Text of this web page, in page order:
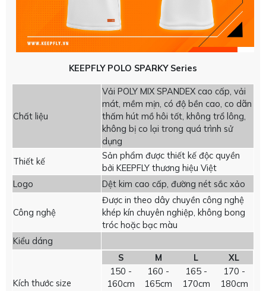
KEEPFLY POLO SPARKY Series
Chất liệu
Vải POLY MIX SPANDEX cao cấp, vải
mát, mềm mịn, có độ bền cao, co dãn
thấm hút mồ hôi tốt, không trổ lông,
không bị co lại trong quá trình sử
dụng
Thiết kế
Sản phẩm được thiết kế độc quyền
bởi KEEPFLY thương hiệu Việt
Logo
Dệt kim cao cấp, đường nét sắc xảo
Công nghệ
Được in theo dây chuyền công nghệ
khép kín chuyên nghiệp, không bong
tróc hoặc bạc màu
Kiểu dáng
Kích thước size
S M L
XL
150 -
160cm
160 -
165cm
165 -
170cm
170 -
180cm